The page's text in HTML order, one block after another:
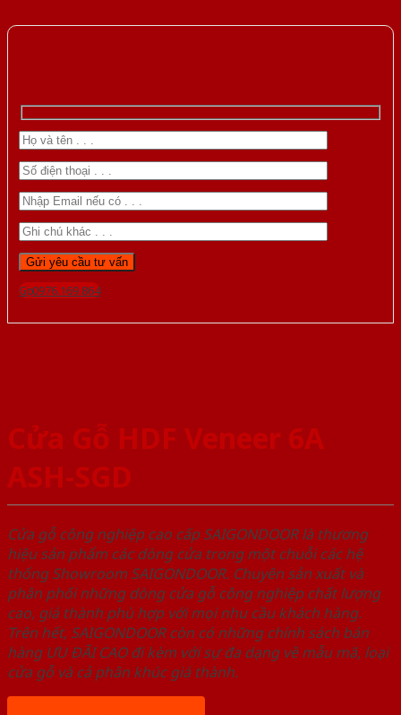
Gọi 0976.169.864
Cửa Gỗ HDF Veneer 6A
ASH-SGD
Cửa gỗ công nghiệp cao cấp SAIGONDOOR là thương
hiệu sản phẩm các dòng cửa trong một chuỗi các hệ
thống Showroom SAIGONDOOR. Chuyên sản xuất và
phân phối những dòng cửa gỗ công nghiệp chất lượng
cao, giá thành phù hợp với mọi nhu cầu khách hàng.
Trên hết, SAIGONDOOR còn có những chính sách bán
hàng ƯU ĐÃI CAO đi kèm với sự đa dạng về mẫu mã, loại
cửa gỗ và cả phân khúc giá thành.